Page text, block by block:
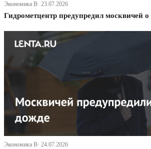
Экономика В· 23.07.2026
Гидрометцентр предупредил москвичей о
Экономика В· 24.07.2026